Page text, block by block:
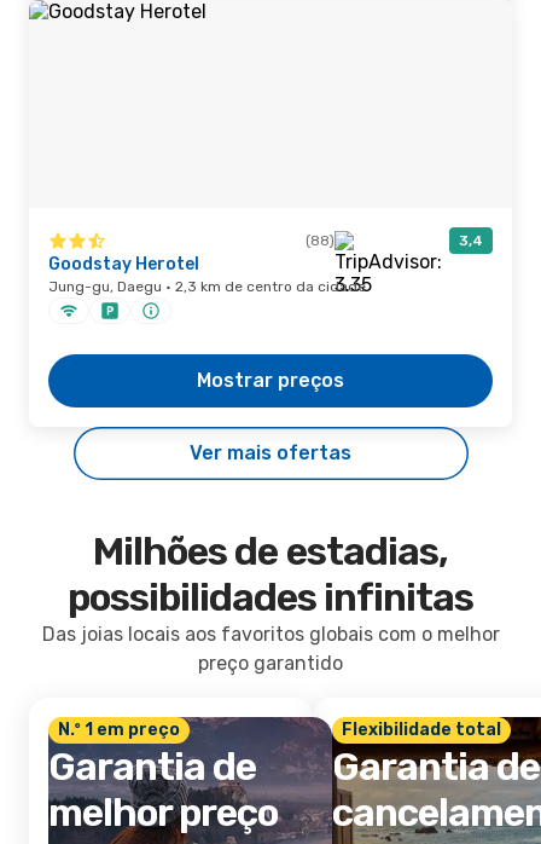
(88) 3,4
Goodstay Herotel
Jung-gu, Daegu · 2,3 km de centro da cidade
Mostrar preços
Ver mais ofertas
Milhões de estadias,
possibilidades infinitas
Das joias locais aos favoritos globais com o melhor
preço garantido
N.º 1 em preço
Garantia de
melhor preço
Flexibilidade total
Garantia de